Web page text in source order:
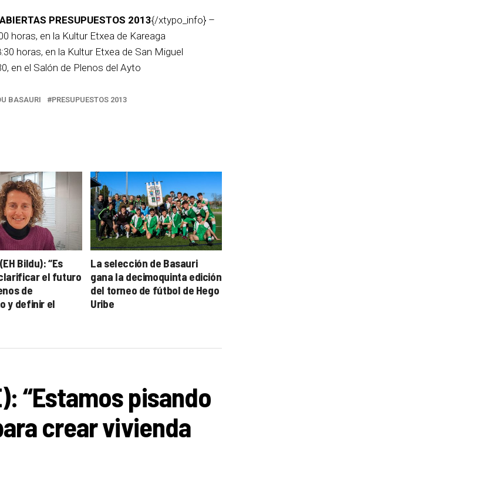
PRESUPUESTOS 2013{/xtypo_info} –
horas, en la Kultur Etxea de Kareaga
horas, en la Kultur Etxea de San Miguel
en el Salón de Plenos del Ayto
BASAURI PRESUPUESTOS 2013
Bildu): “Es
el futuro
de
y definir el
La selección de Basauri
gana la decimoquinta edición
del torneo de fútbol de Hego
Uribe
“Estamos pisando
crear vivienda